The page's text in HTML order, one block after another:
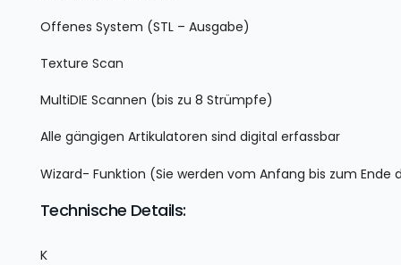
Offenes System (STL – Ausgabe)
Texture Scan
MultiDIE Scannen (bis zu 8 Strümpfe)
Alle gängigen Artikulatoren sind digital erfassbar
Wizard- Funktion (Sie werden vom Anfang bis zum
Technische Details:
K